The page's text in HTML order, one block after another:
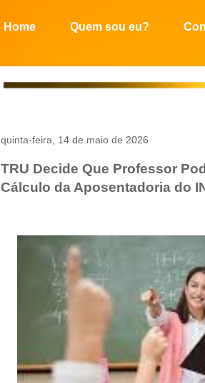
Home Quem sou eu?
quinta-feira, 14 de maio de 2026
TRU Decide Que Professor
Cálculo da Aposentadoria do